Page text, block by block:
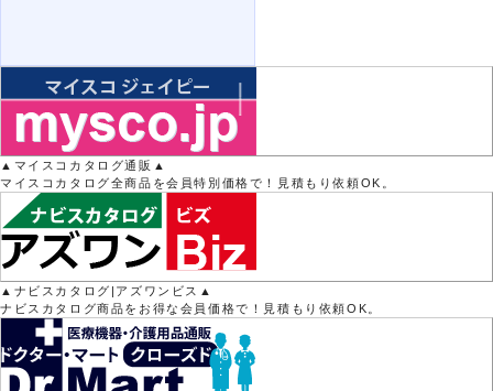
▲マイスコカタログ通販▲
マイスコカタログ全商品を会員特別価格で！見積もり依頼OK。
▲ナビスカタログ|アズワンビス▲
ナビスカタログ商品をお得な会員価格で！見積もり依頼OK。